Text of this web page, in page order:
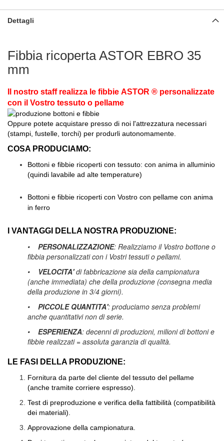
Dettagli
Fibbia ricoperta ASTOR EBRO 35
mm
Il nostro staff realizza le fibbie ASTOR ® personalizzate
con il Vostro tessuto o pellame
Oppure potete acquistare presso di noi l'attrezzatura necessari
(stampi, fustelle, torchi) per produrli autonomamente.
COSA PRODUCIAMO:
Bottoni e fibbie ricoperti con tessuto: con anima in alluminio
(quindi lavabile ad alte temperature)
Bottoni e fibbie ricoperti con Vostro con pellame con anima
in ferro
I VANTAGGI DELLA NOSTRA PRODUZIONE:
• PERSONALIZZAZIONE: Realizziamo il Vostro bottone o
fibbia personalizzati con i Vostri tessuti o pellami.
• VELOCITA'di fabbricazione sia della campionatura
(anche immediata) che della produzione (consegna media
della produzione in 3/4 giorni).
• PICCOLE QUANTITA': produciamo senza problemi
anche quantitativi non di serie.
• ESPERIENZA: decenni di produzioni, milioni di bottoni e
fibbie realizzati = assoluta garanzia di qualità.
LE FASI DELLA PRODUZIONE:
Fornitura da parte del cliente del tessuto del pellame
(anche tramite corriere espresso).
Test di preproduzione e verifica della fattibilità (compatibilità
dei materiali).
Approvazione della campionatura.